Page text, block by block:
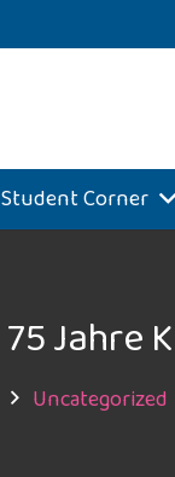
Student Corner
75 Jahre
Uncategorized